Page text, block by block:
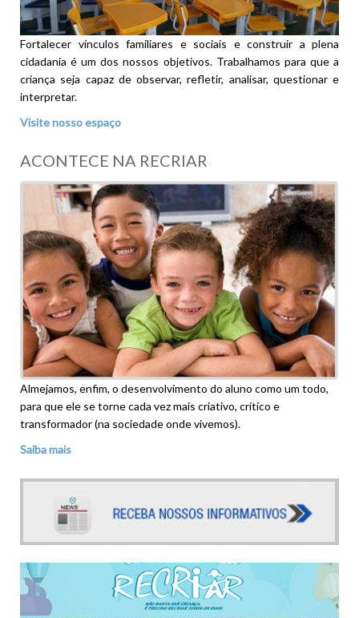
Fortalecer vínculos familiares e sociais e construir a plena
cidadania é um dos nossos objetivos. Trabalhamos para que a
criança seja capaz de observar, refletir, analisar, questionar e
interpretar.
Visite nosso espaço
ACONTECE NA RECRIAR
Almejamos, enfim, o desenvolvimento do aluno como um todo,
para que ele se torne cada vez mais criativo, crítico e
transformador (na sociedade onde vivemos).
Saiba mais